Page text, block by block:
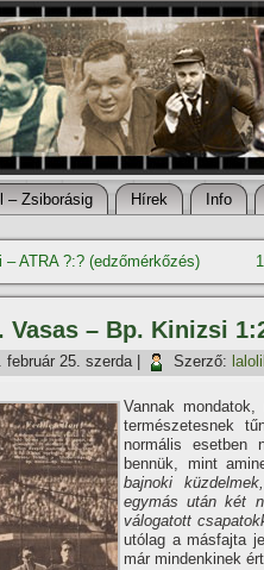
– Zsiborásig Hí­rek Info
ATRA ?:? (edzőmérkőzés)
Vasas – Bp. Kinizsi
február 25. szerda| Szerző:
Vannak
természetesnek
normális esetben
bennük, mint
bajnoki
egymás után két
válogatott
utólag a másfajta
már mindenkinek